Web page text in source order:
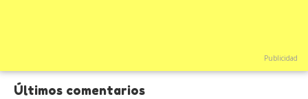
Publicidad
Últimos comentarios